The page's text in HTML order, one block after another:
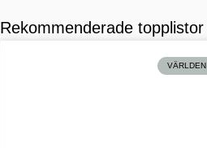
Rekommenderade topplistor
VÄRLDEN